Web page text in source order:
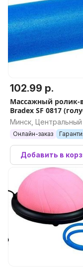
102.99 р.
Массажный ролик-
Bradex SF 0817
Минск, Центральный
Онлайн-заказ
Добавить в